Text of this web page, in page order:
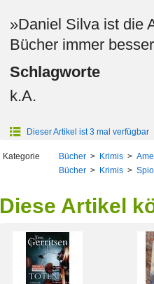
»Daniel Silva ist die
Bücher immer
Schlagworte
k.A.
Dieser Artikel ist 3 mal verfügbar
Kategorie Bücher > Krimis >
Bücher > Krimis >
Diese Artikel